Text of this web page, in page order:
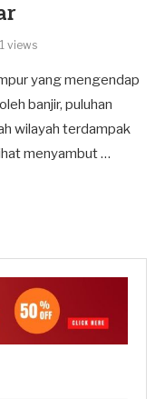
views
yang mengendap
banjir, puluhan
wilayah terdampak
menyambut …